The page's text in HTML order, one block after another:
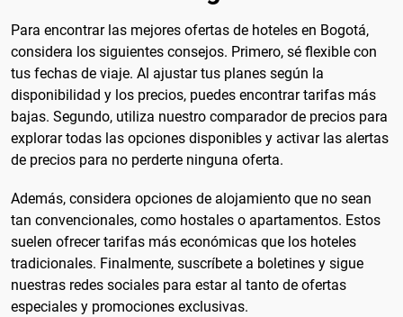
Para encontrar las mejores ofertas de hoteles en Bogotá,
considera los siguientes consejos. Primero, sé flexible con
tus fechas de viaje. Al ajustar tus planes según la
disponibilidad y los precios, puedes encontrar tarifas más
bajas. Segundo, utiliza nuestro comparador de precios para
explorar todas las opciones disponibles y activar las alertas
de precios para no perderte ninguna oferta.
Además, considera opciones de alojamiento que no sean
tan convencionales, como hostales o apartamentos. Estos
suelen ofrecer tarifas más económicas que los hoteles
tradicionales. Finalmente, suscríbete a boletines y sigue
nuestras redes sociales para estar al tanto de ofertas
especiales y promociones exclusivas.